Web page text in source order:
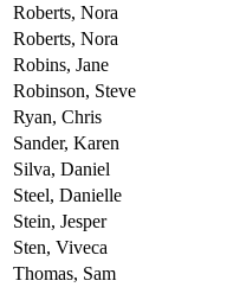
Roberts, Nora
Roberts, Nora
Robins, Jane
Robinson, Steve
Ryan, Chris
Sander, Karen
Silva, Daniel
Steel, Danielle
Stein, Jesper
Sten, Viveca
Thomas, Sam